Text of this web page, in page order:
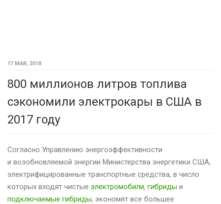
17 МАЯ, 2018
800 миллионов литров топлива
сэкономили электрокары в США в
2017 году
Согласно Управлению энергоэффективности
и возобновляемой энергии Министерства энергетики США,
электрифицированные транспортные средства, в число
которых входят чистые электромобили, гибриды и
подключаемые гибриды, экономят все большее